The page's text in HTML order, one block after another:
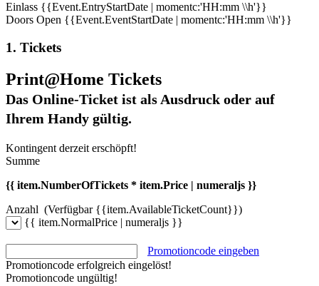
Einlass {{Event.EntryStartDate | momentc:'HH:mm \\h'}}
Doors Open {{Event.EventStartDate | momentc:'HH:mm \\h'}}
1. Tickets
Print@Home Tickets
Das Online-Ticket ist als Ausdruck oder auf
Ihrem Handy gültig.
Kontingent derzeit erschöpft!
Summe
{{ item.NumberOfTickets * item.Price | numeraljs }}
Anzahl (Verfügbar {{item.AvailableTicketCount}})
{{ item.NormalPrice | numeraljs }}
Promotioncode eingeben
Promotioncode erfolgreich eingelöst!
Promotioncode ungültig!